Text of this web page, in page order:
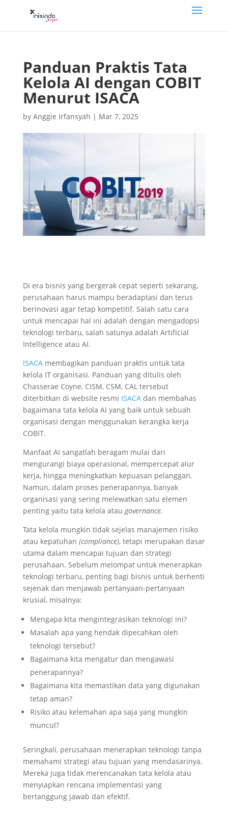
Panduan Praktis Tata
Kelola AI dengan COBIT
Menurut ISACA
by Anggie Irfansyah | Mar 7, 2025
Di era bisnis yang bergerak cepat seperti sekarang,
perusahaan harus mampu beradaptasi dan terus
berinovasi agar tetap kompetitif. Salah satu cara
untuk mencapai hal ini adalah dengan mengadopsi
teknologi terbaru, salah satunya adalah Artificial
Intelligence atau AI.
ISACA membagikan panduan praktis untuk tata
kelola IT organisasi. Panduan yang ditulis oleh
Chasserae Coyne, CISM, CSM, CAL tersebut
diterbitkan di website resmi ISACA dan membahas
bagaimana tata kelola AI yang baik untuk sebuah
organisasi dengan menggunakan kerangka kerja
COBIT.
Manfaat AI sangatlah beragam mulai dari
mengurangi biaya operasional, mempercepat alur
kerja, hingga meningkatkan kepuasan pelanggan.
Namun, dalam proses penerapannya, banyak
organisasi yang sering melewatkan satu elemen
penting yaitu tata kelola atau governance.
Tata kelola mungkin tidak sejelas manajemen risiko
atau kepatuhan (compliance), tetapi merupakan dasar
utama dalam mencapai tujuan dan strategi
perusahaan. Sebelum melompat untuk menerapkan
teknologi terbaru, penting bagi bisnis untuk berhenti
sejenak dan menjawab pertanyaan-pertanyaan
krusial, misalnya:
Mengapa kita mengintegrasikan teknologi ini?
Masalah apa yang hendak dipecahkan oleh
teknologi tersebut?
Bagaimana kita mengatur dan mengawasi
penerapannya?
Bagaimana kita memastikan data yang digunakan
tetap aman?
Risiko atau kelemahan apa saja yang mungkin
muncul?
Seringkali, perusahaan menerapkan teknologi tanpa
memahami strategi atau tujuan yang mendasarinya.
Mereka juga tidak merencanakan tata kelola atau
menyiapkan rencana implementasi yang
bertanggung jawab dan efektif.